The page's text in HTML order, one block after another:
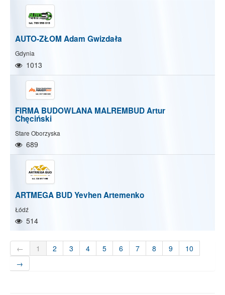
AUTO-ZŁOM Adam Gwizdała
Gdynia
1013
FIRMA BUDOWLANA MALREMBUD Artur
Chęciński
Stare Oborzyska
689
ARTMEGA BUD Yevhen Artemenko
Łódź
514
← 1 2 3 4 5 6 7 8 9
10
→